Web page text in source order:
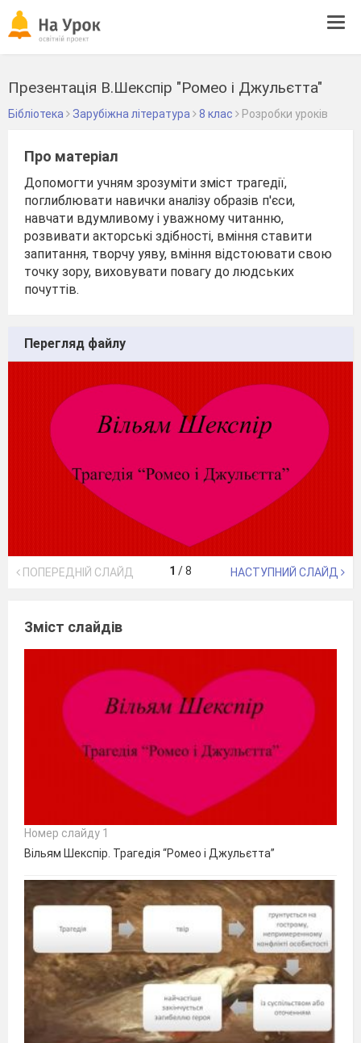
Презентація В.Шекспір "Ромео і Джульєтта"
Бібліотека Зарубіжна література 8 клас Розробки уроків
Про матеріал
Допомогти учням зрозуміти зміст трагедії,
поглиблювати навички аналізу образів п'єси,
навчати вдумливому і уважному читанню,
розвивати акторські здібності, вміння ставити
запитання, творчу уяву, вміння відстоювати свою
точку зору, виховувати повагу до людських
почуттів.
Перегляд файлу
ПОПЕРЕДНІЙ СЛАЙД 1 /8 НАСТУПНИЙ СЛАЙД
Зміст слайдів
Номер слайду 1
Вільям Шекспір. Трагедія “Ромео і Джульєтта”